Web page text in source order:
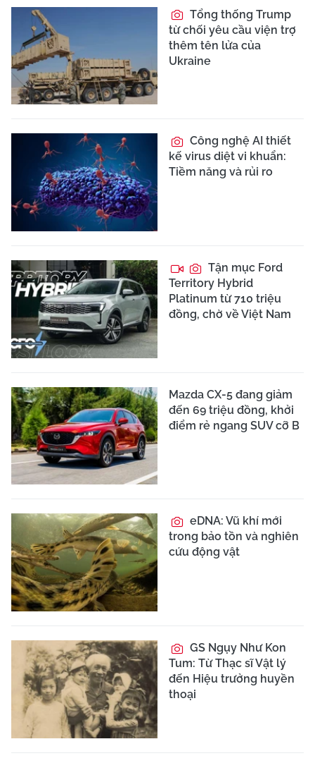
Tổng thống Trump
từ chối yêu cầu viện trợ
thêm tên lửa của
Ukraine
Công nghệ AI thiết
kế virus diệt vi khuẩn:
Tiềm năng và rủi ro
Tận mục Ford
Territory Hybrid
Platinum từ 710 triệu
đồng, chờ về Việt Nam
Mazda CX-5 đang giảm
đến 69 triệu đồng, khởi
điểm rẻ ngang SUV cỡ B
eDNA: Vũ khí mới
trong bảo tồn và nghiên
cứu động vật
GS Ngụy Như Kon
Tum: Từ Thạc sĩ Vật lý
đến Hiệu trưởng huyền
thoại